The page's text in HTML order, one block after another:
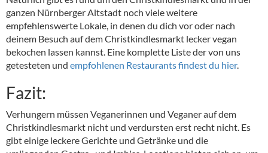
ganzen Nürnberger Altstadt noch viele weitere
empfehlenswerte Lokale, in denen du dich vor oder nach
deinem Besuch auf dem Christkindlesmarkt lecker vegan
bekochen lassen kannst. Eine komplette Liste der von uns
getesteten und empfohlenen Restaurants findest du hier.
Fazit:
Verhungern müssen Veganerinnen und Veganer auf dem
Christkindlesmarkt nicht und verdursten erst recht nicht. Es
gibt einige leckere Gerichte und Getränke und die